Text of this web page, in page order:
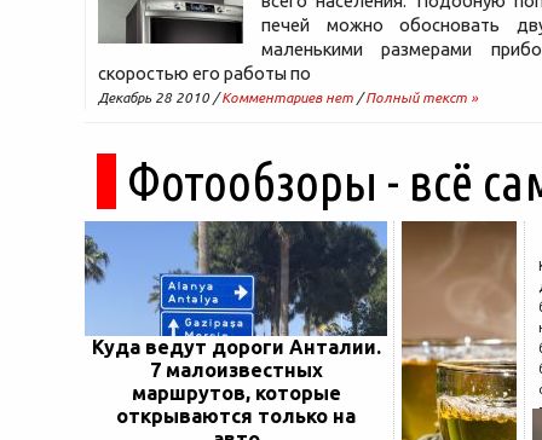
печей можно обосновать
маленькими размерами
скоростью его работы по
Декабрь 28 2010 /Комментариев нет /Полный текст »
Фотообзоры - всё
Куда ведут дороги Анталии.
7 малоизвестных
маршрутов, которые
открываются только на